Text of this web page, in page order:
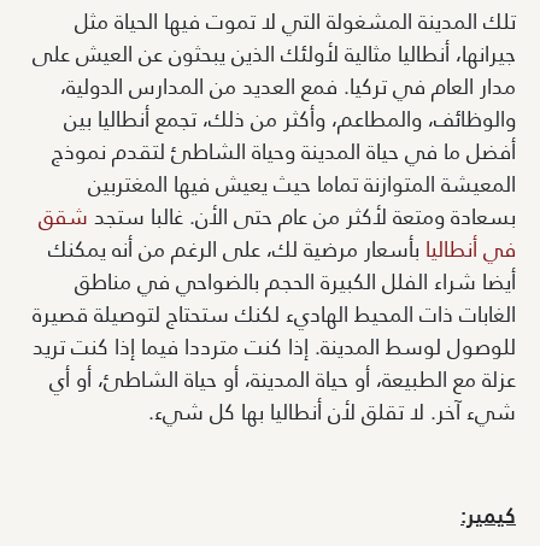
تلك المدينة المشغولة التي لا تموت فيها الحياة مثل
جيرانها، أنطاليا مثالية لأولئك الذين يبحثون عن العيش على
مدار العام في تركيا. فمع العديد من المدارس الدولية،
والوظائف، والمطاعم، وأكثر من ذلك، تجمع أنطاليا بين
أفضل ما في حياة المدينة وحياة الشاطئ لتقدم نموذج
المعيشة المتوازنة تماما حيث يعيش فيها المغتربين
بسعادة ومتعة لأكثر من عام حتى الأن. غالبا ستجدشقق
في أنطاليا بأسعار مرضية لك، على الرغم من أنه يمكنك
أيضا شراء الفلل الكبيرة الحجم بالضواحي في مناطق
الغابات ذات المحيط الهاديء لكنك ستحتاج لتوصيلة قصيرة
للوصول لوسط المدينة. إذا كنت مترددا فيما إذا كنت تريد
عزلة مع الطبيعة، أو حياة المدينة، أو حياة الشاطئ، أو أي
شيء آخر. لا تقلق لأن أنطاليا بها كل شيء.
كيمير: